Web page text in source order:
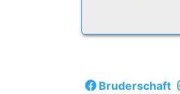
Bruderschaft